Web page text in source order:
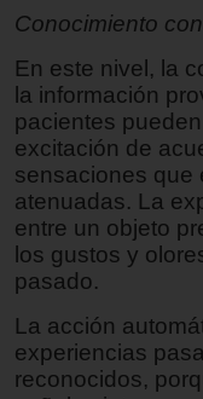
Conocimiento
En este nivel, la
la información
pacientes
excitación de
sensaciones que
atenuadas. La
entre un objeto
los gustos y
pasado.
La acción
experiencias
reconocidos,